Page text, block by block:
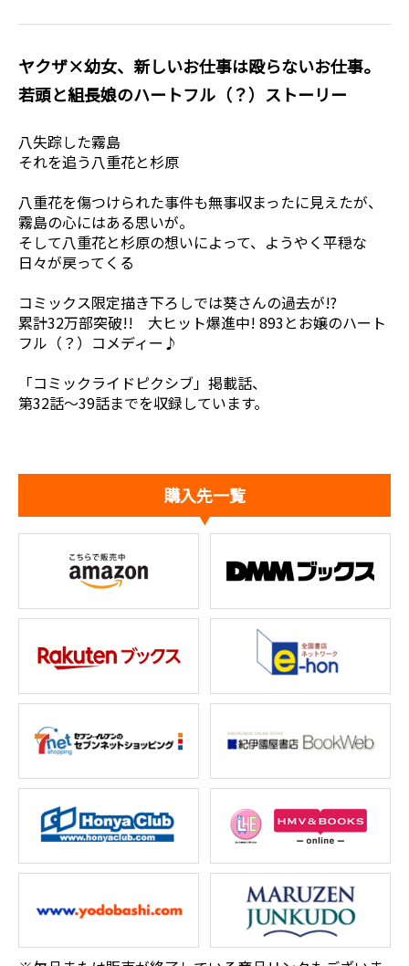
ヤクザ×幼女、新しいお仕事は殴らないお仕事。
若頭と組長娘のハートフル（？）ストーリー
八失踪した霧島――
それを追う八重花と杉原
八重花を傷つけられた事件も無事収まったに見えたが、
霧島の心にはある思いが。
そして八重花と杉原の想いによって、ようやく平穏な
日々が戻ってくる――
コミックス限定描き下ろしでは葵さんの過去が!?
累計32万部突破!! 大ヒット爆進中! 893とお嬢のハート
フル（？）コメディー♪
「コミックライドピクシブ」掲載話、
第32話～39話までを収録しています。
購入先一覧